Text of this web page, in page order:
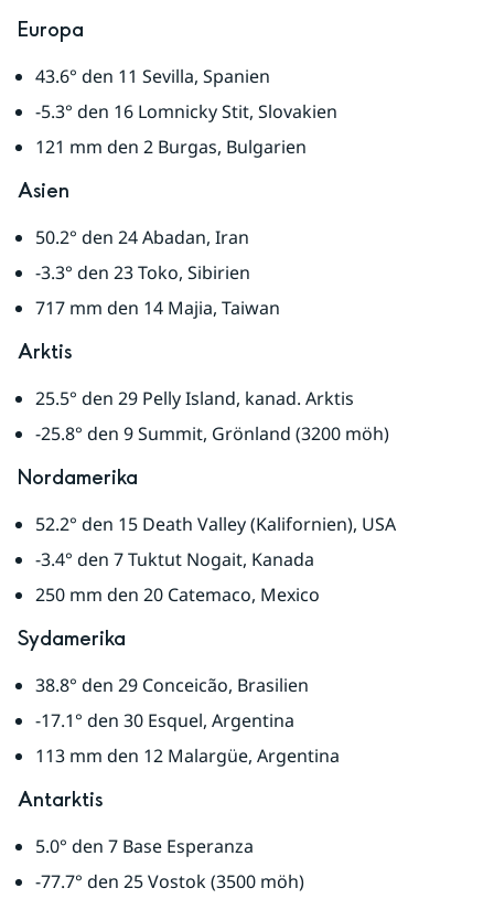
Europa
43.6° den 11 Sevilla, Spanien
-5.3° den 16 Lomnicky Stit, Slovakien
121 mm den 2 Burgas, Bulgarien
Asien
50.2° den 24 Abadan, Iran
-3.3° den 23 Toko, Sibirien
717 mm den 14 Majia, Taiwan
Arktis
25.5° den 29 Pelly Island, kanad. Arktis
-25.8° den 9 Summit, Grönland (3200 möh)
Nordamerika
52.2° den 15 Death Valley (Kalifornien), USA
-3.4° den 7 Tuktut Nogait, Kanada
250 mm den 20 Catemaco, Mexico
Sydamerika
38.8° den 29 Conceicão, Brasilien
-17.1° den 30 Esquel, Argentina
113 mm den 12 Malargüe, Argentina
Antarktis
5.0° den 7 Base Esperanza
-77.7° den 25 Vostok (3500 möh)